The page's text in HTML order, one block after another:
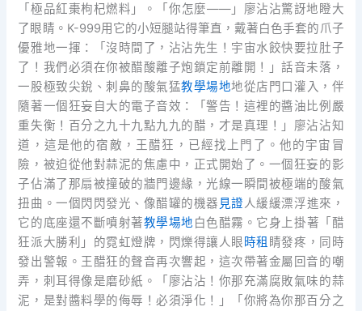
「極品紅棗枸杞燃料」。「你怎麼——」廖沾沾驚訝地瞪大
了眼睛。K-999用它的小短腿站得筆直，戴著白色手套的爪子
優雅地一揮：「沒時間了，沾沾先生！宇宙水餃快要拉肚子
了！我們必須在你被醋酸離子炮鎖定前離開！」話音未落，
一股極致尖銳、刺鼻的酸氣猛教學場地地從店門口灌入，伴
隨著一個狂妄自大的電子音效：「警告！這裡的醬油比例嚴
重失衡！百分之九十九點九九的醋，才是真理！」廖沾沾知
道，這是他的宿敵，王醋狂，已經找上門了。他的宇宙冒
險，被迫從他對蒜泥的焦慮中，正式開始了。一個狂妄的影
子佔滿了那扇被撞破的牆門邊緣，光線一瞬間被極端的酸氣
扭曲。一個閃閃發光、像醋罐的機器 見證 人緩緩漂浮進來，
它的底座還不斷噴射著教學場地 白色醋霧。它身上掛著「醋
狂派大勝利」的霓虹燈牌，閃爍得讓人眼 時租 睛發疼，同時
發出警報。王醋狂的聲音再次響起，這次帶著金屬回音的嘲
弄，刺耳得像是磨砂紙。「廖沾沾！你那充滿腐敗氣味的蒜
泥，是對醬料學的侮辱！必須淨化！」「你將為你那百分之